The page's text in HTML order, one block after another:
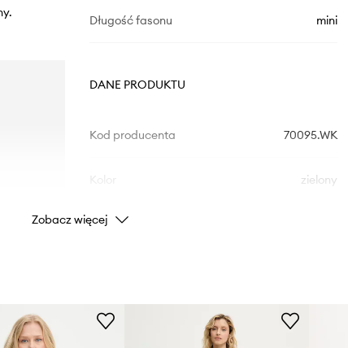
Długość fasonu mini
DANE PRODUKTU
Kod producenta 70095.WK
zielony
Marka
ID Produktu
Zobacz więcej